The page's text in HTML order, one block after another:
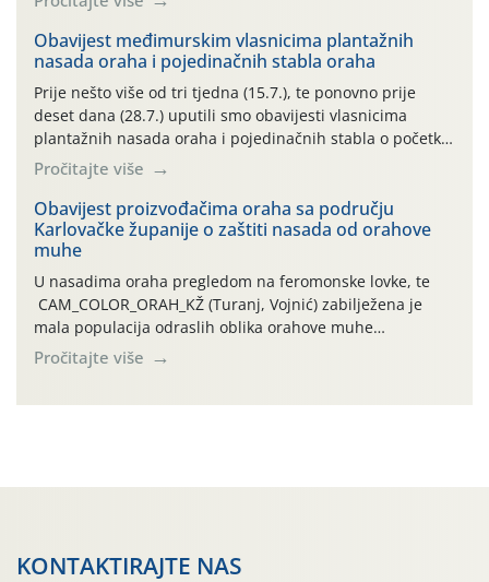
uzročnika bolesti, štetnika i fito-fagnih grinja (23.7., 14.7.,
06.7.)! Na početku ovog mjeseca je zabilježeno je
povijesno i ekstremno vruće meteorološko razdoblje, uz
najviše temperature […]
Obavijest međimurskim vlasnicima plantažnih
nasada oraha i pojedinačnih stabla oraha
Prije nešto više od tri tjedna (15.7.), te ponovno prije
deset dana (28.7.) uputili smo obavijesti vlasnicima
plantažnih nasada oraha i pojedinačnih stabla o početku
leta i ovogodišnjoj potrebi usmjerenog suzbijanja
orahove muhe (Rhagoletis completa)! Već dvanaest dana
traje drugi ovogodišnji “toplinski udar”, koji naročito
izražen zadnja šest dana (31.7.-05.8.), jer najviše
temperature zraka svakodnevno […]
Pročitajte više
Obavijest proizvođačima oraha sa području
Karlovačke županije o zaštiti nasada od orahove
muhe
U nasadima oraha pregledom na feromonske lovke, te
CAM_COLOR_ORAH_KŽ (Turanj, Vojnić) zabilježena je
mala populacija odraslih oblika orahove muhe
(Rhagoletis completa). Niska brojnost može se objasniti
činjenicom da je riječ o mladim nasadima s vrlo malim
Pročitajte više
KONTAKTIRAJTE NAS